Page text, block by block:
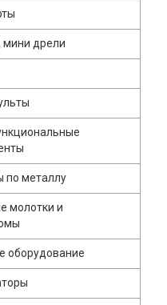
мини дрели
по металлу
молотки и
оборудование